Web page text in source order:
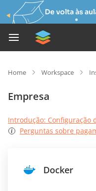
De volta às
Home Workspace
Empresa
Introdução: Configuração
Perguntas sobre
Docker